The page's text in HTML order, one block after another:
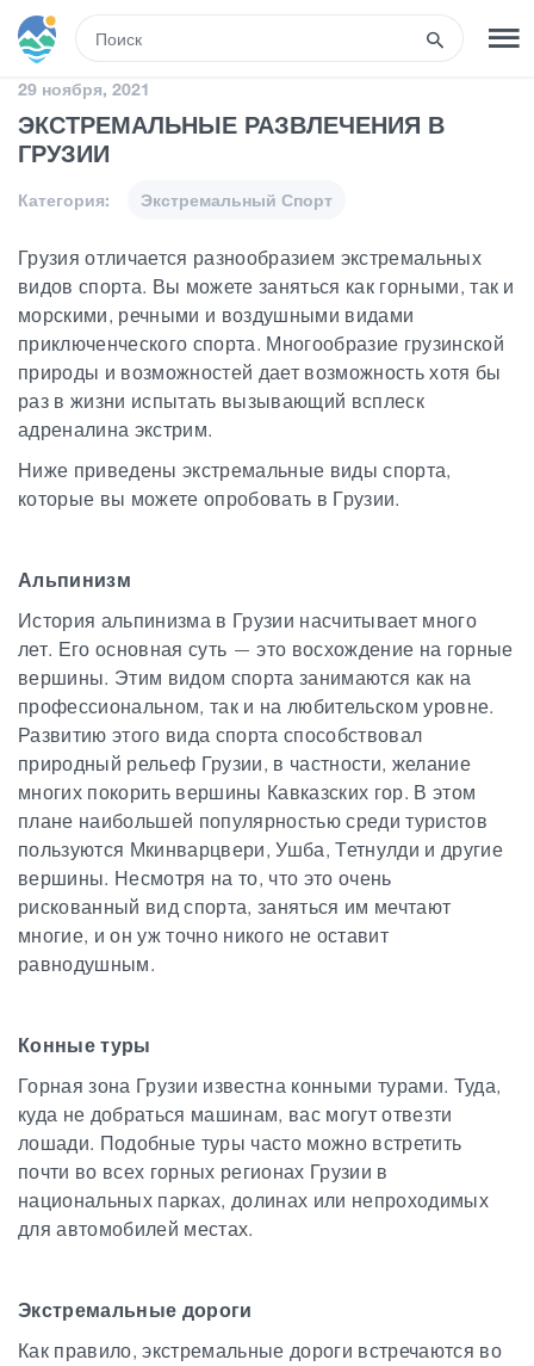
РЕГИСТРАЦИЯ ВХОД
Туры
Гостиницы
Транспорт
Развлечения
Грузия
29 ноября, 2021
ЭКСТРЕМАЛЬНЫЕ РАЗВЛЕЧЕНИЯ В
ГРУЗИИ
Категория: Экстремальный Спорт
Грузия отличается разнообразием экстремальных
видов спорта. Вы можете заняться как горными, так и
морскими, речными и воздушными видами
приключенческого спорта. Многообразие грузинской
природы и возможностей дает возможность хотя бы
раз в жизни испытать вызывающий всплеск
адреналина экстрим.
Ниже приведены экстремальные виды спорта,
которые вы можете опробовать в Грузии.
Альпинизм
История альпинизма в Грузии насчитывает много
лет. Его основная суть — это восхождение на горные
вершины. Этим видом спорта занимаются как на
профессиональном, так и на любительском уровне.
Развитию этого вида спорта способствовал
природный рельеф Грузии, в частности, желание
многих покорить вершины Кавказских гор. В этом
плане наибольшей популярностью среди туристов
пользуются Мкинварцвери, Ушба, Тетнулди и другие
вершины. Несмотря на то, что это очень
рискованный вид спорта, заняться им мечтают
многие, и он уж точно никого не оставит
равнодушным.
Конные туры
Горная зона Грузии известна конными турами. Туда,
куда не добраться машинам, вас могут отвезти
лошади. Подобные туры часто можно встретить
почти во всех горных регионах Грузии в
национальных парках, долинах или непроходимых
для автомобилей местах.
Экстремальные дороги
Как правило, экстремальные дороги встречаются во